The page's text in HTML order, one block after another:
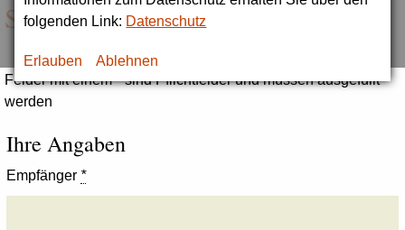
folgenden Link: Datenschutz
Erlauben Ablehnen
Seite empfehlen
Felder mit einem * sind Pflichtfelder und müssen ausgefüllt
werden
Ihre Angaben
Empfänger *